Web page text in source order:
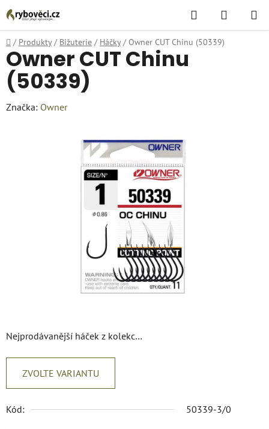
Přejít
na
obsah
Hledat
KOŠÍK
Domů
/ Produkty / Bižuterie / Háčky / Owner CUT Chinu (50339)
Nejprodávanější háček z kolekc…
ZVOLTE VARIANTU
Kód: 50339-3/0
Owner CUT Chinu
(50339)
Značka: Owner